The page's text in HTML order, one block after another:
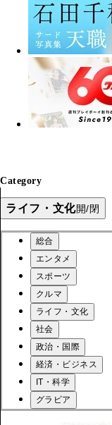
Category
ライフ・文化開/閉
総合
エンタメ
スポーツ
クルマ
ライフ・文化
社会
政治・国際
経済・ビジネス
IT・科学
グラビア